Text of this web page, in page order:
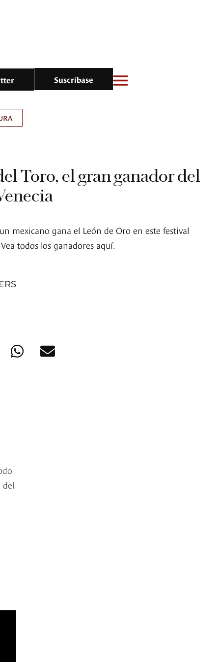
Suscríbase
Toro, el gran ganador del
mexicano gana el León de Oro en este festival
todos los ganadores aquí.